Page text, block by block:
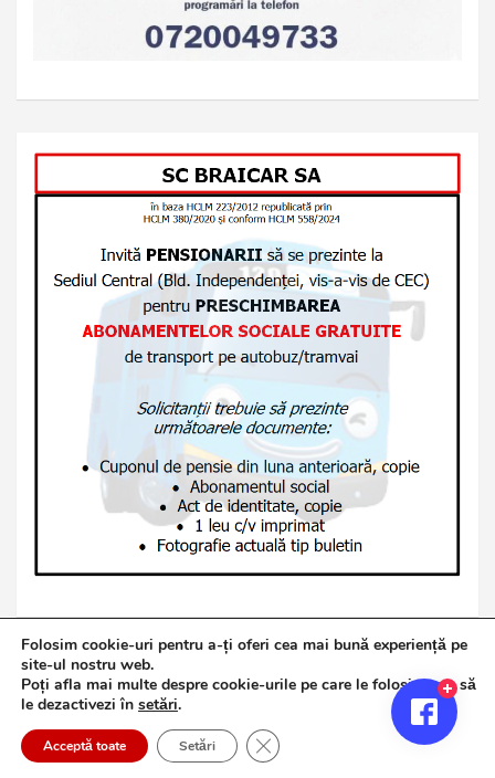
Copyright © 2026Jurnalul de Brăila
Politică de confidențialitate
Theme Horse
Proudly Powered by:WordPress
Folosim cookie-uri pentru a-ți oferi cea mai bună experiență pe
site-ul nostru web.
Poți afla mai multe despre cookie-urile pe care le folosim sau să
le dezactivezi în setări.
Acceptă toate Setări Close GDPR Cookie Banner